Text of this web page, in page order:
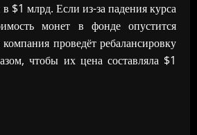
$1 млрд. Если из-за падения курса
монет в фонде опустится
проведёт ребалансировку
чтобы их цена составляла $1